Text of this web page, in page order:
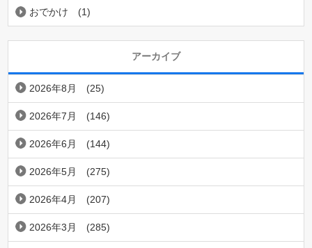
おでかけ (1)
アーカイブ
2026年8月 (25)
2026年7月 (146)
2026年6月 (144)
2026年5月 (275)
2026年4月 (207)
2026年3月 (285)